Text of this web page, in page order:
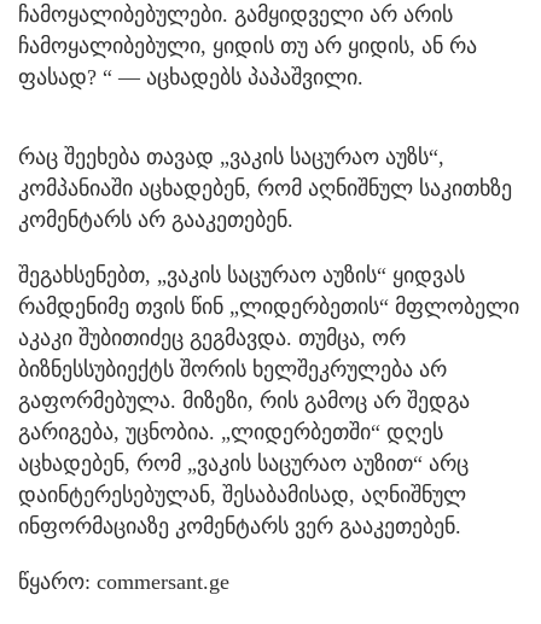
ჩამოყალიბებულები. გამყიდველი არ არის
ჩამოყალიბებული, ყიდის თუ არ ყიდის, ან რა
ფასად? “ — აცხადებს პაპაშვილი.
რაც შეეხება თავად „ვაკის საცურაო აუზს“,
კომპანიაში აცხადებენ, რომ აღნიშნულ საკითხზე
კომენტარს არ გააკეთებენ.
შეგახსენებთ, „ვაკის საცურაო აუზის“ ყიდვას
რამდენიმე თვის წინ „ლიდერბეთის“ მფლობელი
აკაკი შუბითიძეც გეგმავდა. თუმცა, ორ
ბიზნესსუბიექტს შორის ხელშეკრულება არ
გაფორმებულა. მიზეზი, რის გამოც არ შედგა
გარიგება, უცნობია. „ლიდერბეთში“ დღეს
აცხადებენ, რომ „ვაკის საცურაო აუზით“ არც
დაინტერესებულან, შესაბამისად, აღნიშნულ
ინფორმაციაზე კომენტარს ვერ გააკეთებენ.
წყარო: commersant.ge